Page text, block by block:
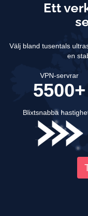
Ett
Välj bland tusentals
en
VPN-servrar
5500+
Blixtsnabba